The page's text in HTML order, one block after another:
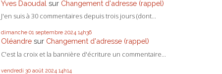
Yves Daoudal sur Changement d'adresse (rappel)
J'en suis à 30 commentaires depuis trois jours (dont...
dimanche 01 septembre 2024 14h36
Oléandre sur Changement d'adresse (rappel)
C'est la croix et la bannière d'écriture un commentaire...
vendredi 30 août 2024 14h14